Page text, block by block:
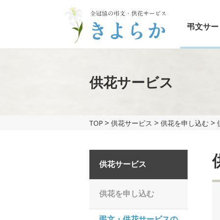
弔文サ
供花サービス
TOP > 供花サービス > 供花を申し込む >
供花サービス
供花を申し込む